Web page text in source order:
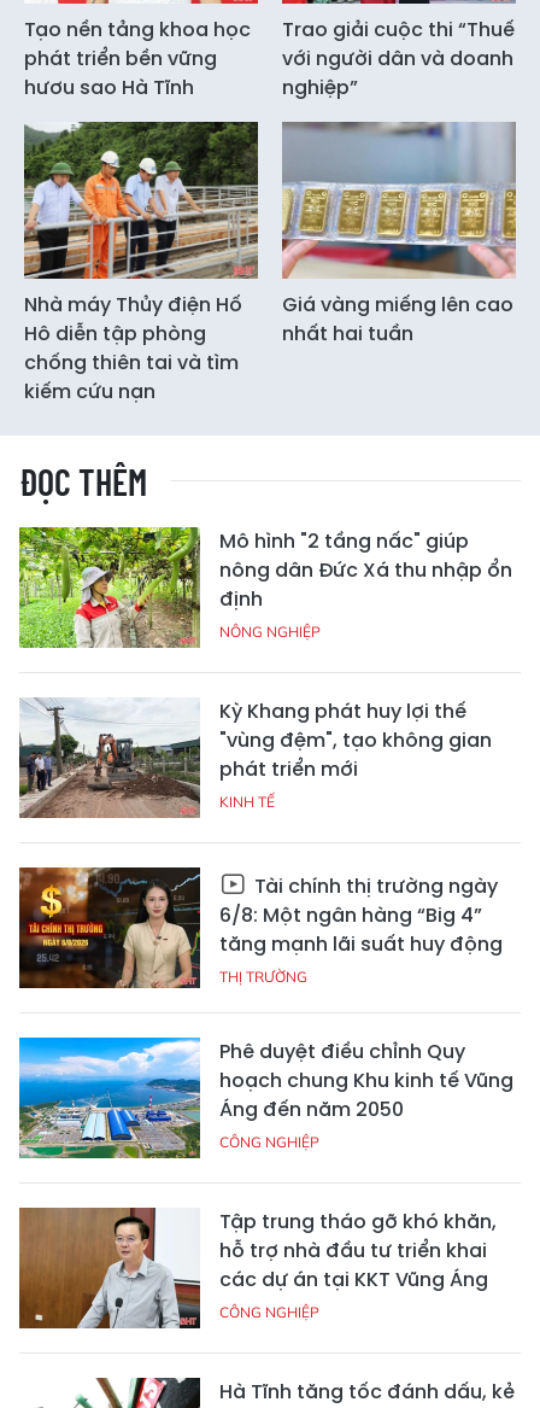
Tạo nền tảng khoa học
phát triển bền vững
hươu sao Hà Tĩnh
Trao giải cuộc thi “Thuế
với người dân và doanh
nghiệp”
Nhà máy Thủy điện Hố
Hô diễn tập phòng
chống thiên tai và tìm
kiếm cứu nạn
Giá vàng miếng lên cao
nhất hai tuần
ĐỌC THÊM
Mô hình "2 tầng nấc" giúp
nông dân Đức Xá thu nhập ổn
định
NÔNG NGHIỆP
Kỳ Khang phát huy lợi thế
"vùng đệm", tạo không gian
phát triển mới
KINH TẾ
Tài chính thị trường ngày
6/8: Một ngân hàng “Big 4”
tăng mạnh lãi suất huy động
THỊ TRƯỜNG
Phê duyệt điều chỉnh Quy
hoạch chung Khu kinh tế Vũng
Áng đến năm 2050
CÔNG NGHIỆP
Tập trung tháo gỡ khó khăn,
hỗ trợ nhà đầu tư triển khai
các dự án tại KKT Vũng Áng
CÔNG NGHIỆP
Hà Tĩnh tăng tốc đánh dấu, kẻ